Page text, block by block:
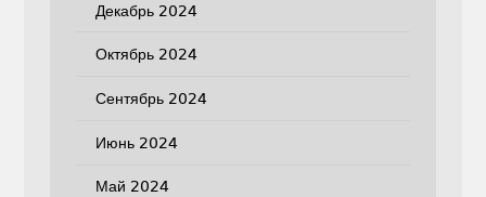
Декабрь 2024
Октябрь 2024
Сентябрь 2024
Июнь 2024
Май 2024